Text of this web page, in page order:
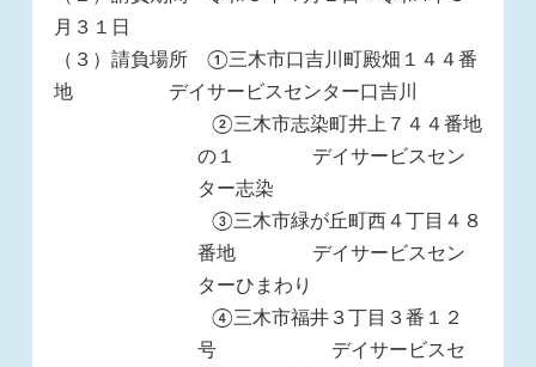
月３１日
（３）請負場所 ①三木市口吉川町殿畑１４４番
地 デイサービスセンター口吉川
②三木市志染町井上７４４番地
の１ デイサービスセン
ター志染
③三木市緑が丘町西４丁目４８
番地 デイサービスセン
ターひまわり
④三木市福井３丁目３番１２
号 デイサービスセ